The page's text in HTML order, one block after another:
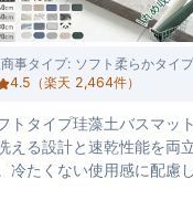
事タイプ: ソフト柔らかタイプ
4.5 （楽天 2,464件）
トタイプ珪藻土バスマッ
える設計と速乾性能を両
冷たくない使用感に配慮